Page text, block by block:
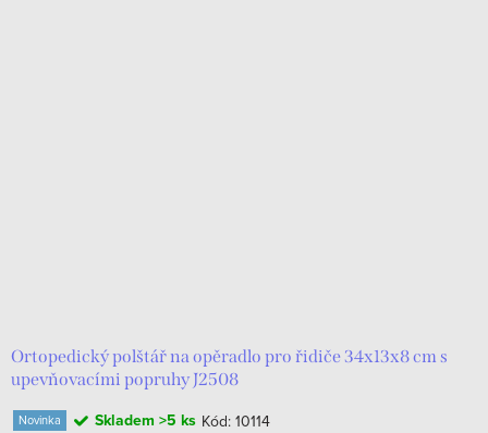
Ortopedický polštář na opěradlo pro řidiče 34x13x8 cm s
upevňovacími popruhy J2508
Novinka Skladem >5 ks Kód: 10114